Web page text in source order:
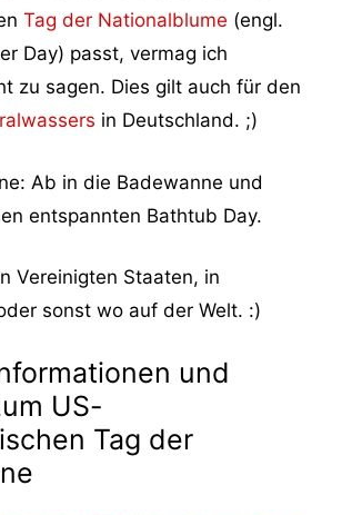
Tag der Nationalblume (engl.
Day) passt, vermag ich
zu sagen. Dies gilt auch für den
in Deutschland. ;)
Ab in die Badewanne und
entspannten Bathtub Day.
Vereinigten Staaten, in
sonst wo auf der Welt. :)
und
US-
Tag der